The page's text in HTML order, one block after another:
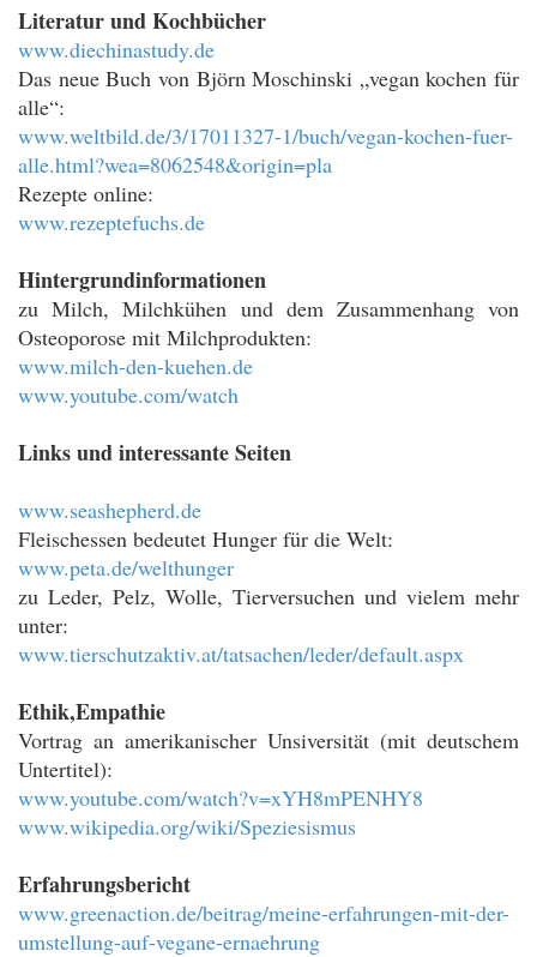
Literatur und Kochbücher
www.diechinastudy.de
Das neue Buch von Björn Moschinski „vegan kochen für
alle“:
www.weltbild.de/3/17011327-1/buch/vegan-kochen-fuer-
alle.html?wea=8062548&origin=pla
Rezepte online:
www.rezeptefuchs.de
Hintergrundinformationen
zu Milch, Milchkühen und dem Zusammenhang von
Osteoporose mit Milchprodukten:
www.milch-den-kuehen.de
www.youtube.com/watch
Links und interessante Seiten
www.seashepherd.de
Fleischessen bedeutet Hunger für die Welt:
www.peta.de/welthunger
zu Leder, Pelz, Wolle, Tierversuchen und vielem mehr
unter:
www.tierschutzaktiv.at/tatsachen/leder/default.aspx
Vortrag an amerikanischer Unsiversität (mit deutschem
Untertitel):
www.youtube.com/watch?v=xYH8mPENHY8
www.wikipedia.org/wiki/Speziesismus
Erfahrungsbericht
www.greenaction.de/beitrag/meine-erfahrungen-mit-der-
umstellung-auf-vegane-ernaehrung